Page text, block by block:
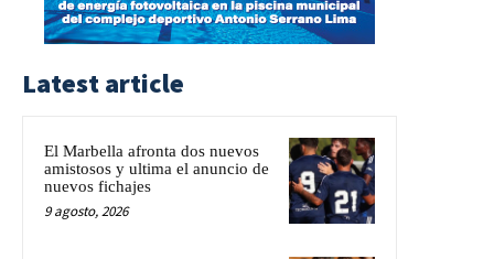
Latest article
El Marbella afronta dos nuevos
amistosos y ultima el anuncio de
nuevos fichajes
9 agosto, 2026